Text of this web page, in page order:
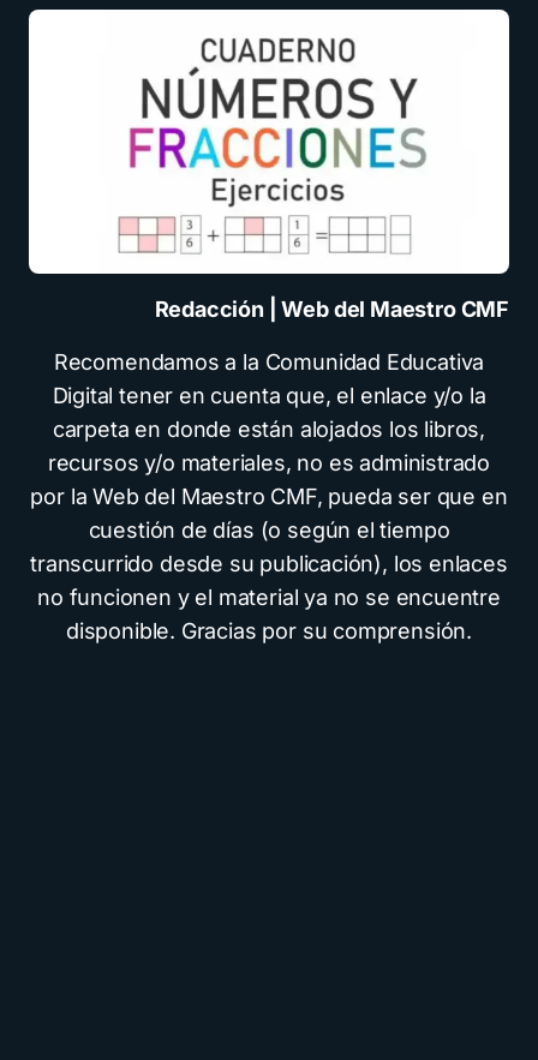
Redacción | Web del Maestro CMF
Recomendamos a la Comunidad Educativa
Digital tener en cuenta que, el enlace y/o la
carpeta en donde están alojados los libros,
recursos y/o materiales, no es administrado
por la Web del Maestro CMF, pueda ser que en
cuestión de días (o según el tiempo
transcurrido desde su publicación), los enlaces
no funcionen y el material ya no se encuentre
disponible. Gracias por su comprensión.